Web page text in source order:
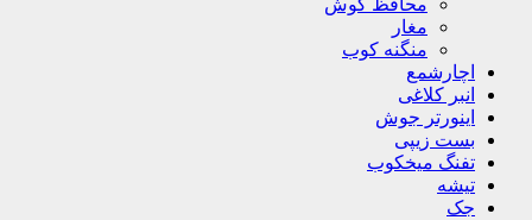
محافظ گوش
مغار
منگنه کوب
اچارشمع
انبر کلاغی
اینورتر جوش
بست زیپی
تفنگ میخکوب
تیشه
جک